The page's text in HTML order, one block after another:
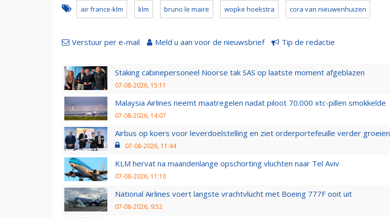
air france-klm klm bruno le maire wopke hoekstra cora van nieuwenhuizen
Verstuur per e-mail Meld u aan voor de nieuwsbrief Tip de redactie
Staking cabinepersoneel Noorse tak SAS op laatste moment afgeblazen
07-08-2026, 15:11
Malaysia Airlines neemt maatregelen nadat piloot 70.000 xtc-pillen smokkelde
07-08-2026, 14:07
Airbus op koers voor leverdoelstelling en ziet orderportefeuille verder groeien
07-08-2026, 11:44
KLM hervat na maandenlange opschorting vluchten naar Tel Aviv
07-08-2026, 11:10
National Airlines voert langste vrachtvlucht met Boeing 777F ooit uit
07-08-2026, 9:52